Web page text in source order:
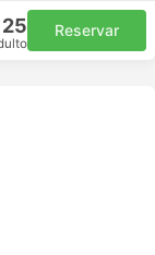
25 Reservar